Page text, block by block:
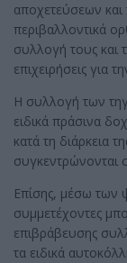
αποχετεύσεων και
περιβαλλοντικά
συλλογή τους και
επιχειρήσεις για
Η συλλογή των
ειδικά πράσινα
κατά τη διάρκεια
συγκεντρώνονται
Επίσης, μέσω των
συμμετέχοντες
επιβράβευσης
τα ειδικά